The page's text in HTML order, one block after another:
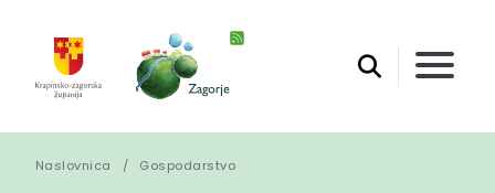
Naslovnica Gospodarstvo